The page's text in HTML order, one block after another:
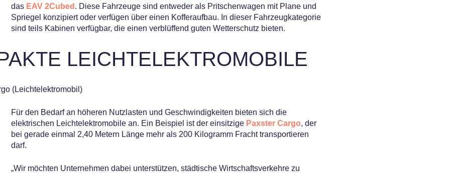
das EAV 2Cubed . Diese Fahrzeuge sind entweder als Pritschenwagen mit Plane und
Spriegel konzipiert oder verfügen über einen Kofferaufbau. In dieser Fahrzeugkategorie
sind teils Kabinen verfügbar, die einen verblüffend guten Wetterschutz bieten.
LEICHTELEKTROMOBILE
Für den Bedarf an höheren Nutzlasten und Geschwindigkeiten bieten sich die
elektrischen Leichtelektromobile an. Ein Beispiel ist der einsitzige Paxster Cargo, der
bei gerade einmal 2,40 Metern Länge mehr als 200 Kilogramm Fracht transportieren
darf.
„Wir möchten Unternehmen dabei unterstützen, städtische Wirtschaftsverkehre zu